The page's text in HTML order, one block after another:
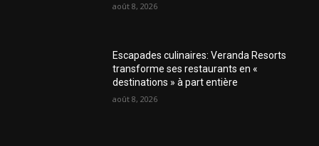
août 8, 2026
Escapades culinaires: Veranda Resorts
transforme ses restaurants en «
destinations » à part entière
août 8, 2026